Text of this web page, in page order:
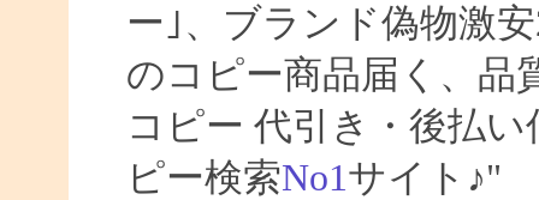
ー｣、ブランド偽物激
のコピー商品届く、品
コピー 代引き・後払
ピー検索No1サイト♪"